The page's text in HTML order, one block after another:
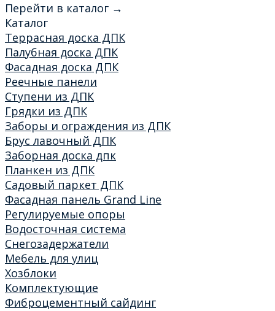
Перейти в каталог →
Каталог
Террасная доска ДПК
Палубная доска ДПК
Фасадная доска ДПК
Реечные панели
Ступени из ДПК
Грядки из ДПК
Заборы и ограждения из ДПК
Брус лавочный ДПК
Заборная доска дпк
Планкен из ДПК
Садовый паркет ДПК
Фасадная панель Grand Line
Регулируемые опоры
Водосточная система
Снегозадержатели
Мебель для улиц
Хозблоки
Комплектующие
Фиброцементный сайдинг